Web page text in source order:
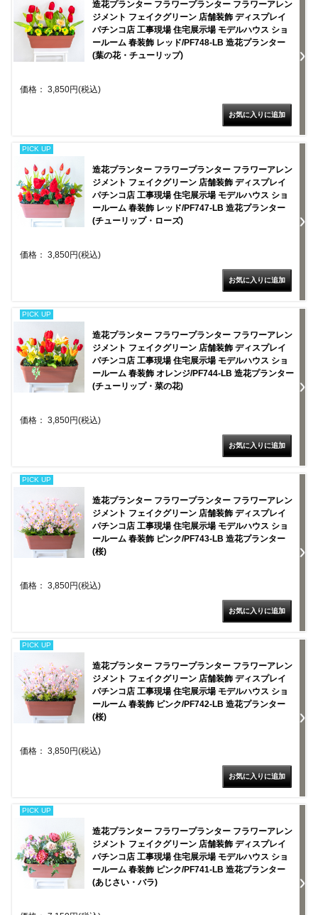
造花プランター フラワープランター フラワーアレン
ジメント フェイクグリーン 店舗装飾 ディスプレイ
パチンコ店 工事現場 住宅展示場 モデルハウス ショ
ールーム 春装飾 レッド/PF748-LB 造花プランター
(葉の花・チューリップ)
価格： 3,850円(税込)
PICK UP
造花プランター フラワープランター フラワーアレン
ジメント フェイクグリーン 店舗装飾 ディスプレイ
パチンコ店 工事現場 住宅展示場 モデルハウス ショ
ールーム 春装飾 レッド/PF747-LB 造花プランター
(チューリップ・ローズ)
価格： 3,850円(税込)
PICK UP
造花プランター フラワープランター フラワーアレン
ジメント フェイクグリーン 店舗装飾 ディスプレイ
パチンコ店 工事現場 住宅展示場 モデルハウス ショ
ールーム 春装飾 オレンジ/PF744-LB 造花プランター
(チューリップ・菜の花)
価格： 3,850円(税込)
PICK UP
造花プランター フラワープランター フラワーアレン
ジメント フェイクグリーン 店舗装飾 ディスプレイ
パチンコ店 工事現場 住宅展示場 モデルハウス ショ
ールーム 春装飾 ピンク/PF743-LB 造花プランター
(桜)
価格： 3,850円(税込)
PICK UP
造花プランター フラワープランター フラワーアレン
ジメント フェイクグリーン 店舗装飾 ディスプレイ
パチンコ店 工事現場 住宅展示場 モデルハウス ショ
ールーム 春装飾 ピンク/PF742-LB 造花プランター
(桜)
価格： 3,850円(税込)
PICK UP
造花プランター フラワープランター フラワーアレン
ジメント フェイクグリーン 店舗装飾 ディスプレイ
パチンコ店 工事現場 住宅展示場 モデルハウス ショ
ールーム 春装飾 ピンク/PF741-LB 造花プランター
(あじさい・バラ)